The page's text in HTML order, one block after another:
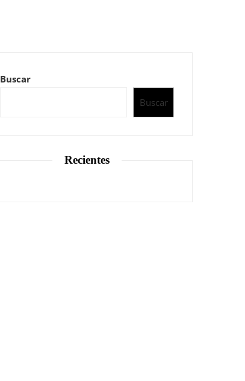
Buscar
Buscar
Recientes